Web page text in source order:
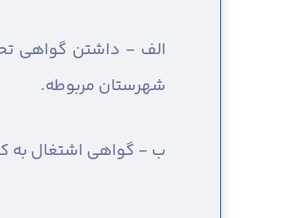
الف - داشتن گواهی
شهرستان مربوطه.
ب - گواهی اشتغال به